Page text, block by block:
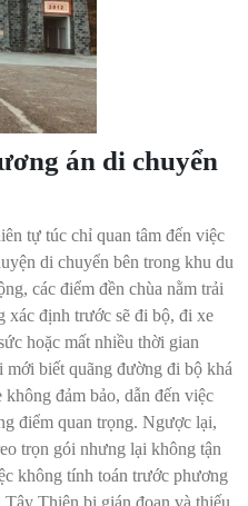
án di chuyển
tự túc chỉ quan tâm đến việc
di chuyển bên trong khu du
các điểm đền chùa nằm trải
xác định trước sẽ đi bộ, đi xe
hoặc mất nhiều thời gian
biết quãng đường đi bộ khá
đảm bảo, dẫn đến việc
điểm quan trọng. Ngược lại,
trọn gói nhưng lại không tận
không tính toán trước phương